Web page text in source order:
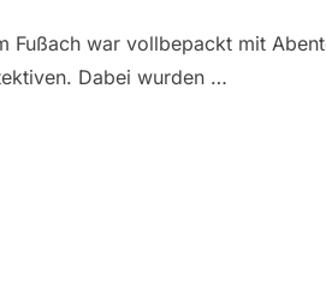
Fußach war vollbepackt mit
Dabei wurden …
– SOLA 2022”